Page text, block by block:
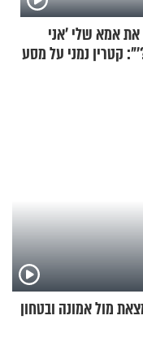
אמא שלי 'אני
קטרין נמני על מסע
מול אמונה ובטחון